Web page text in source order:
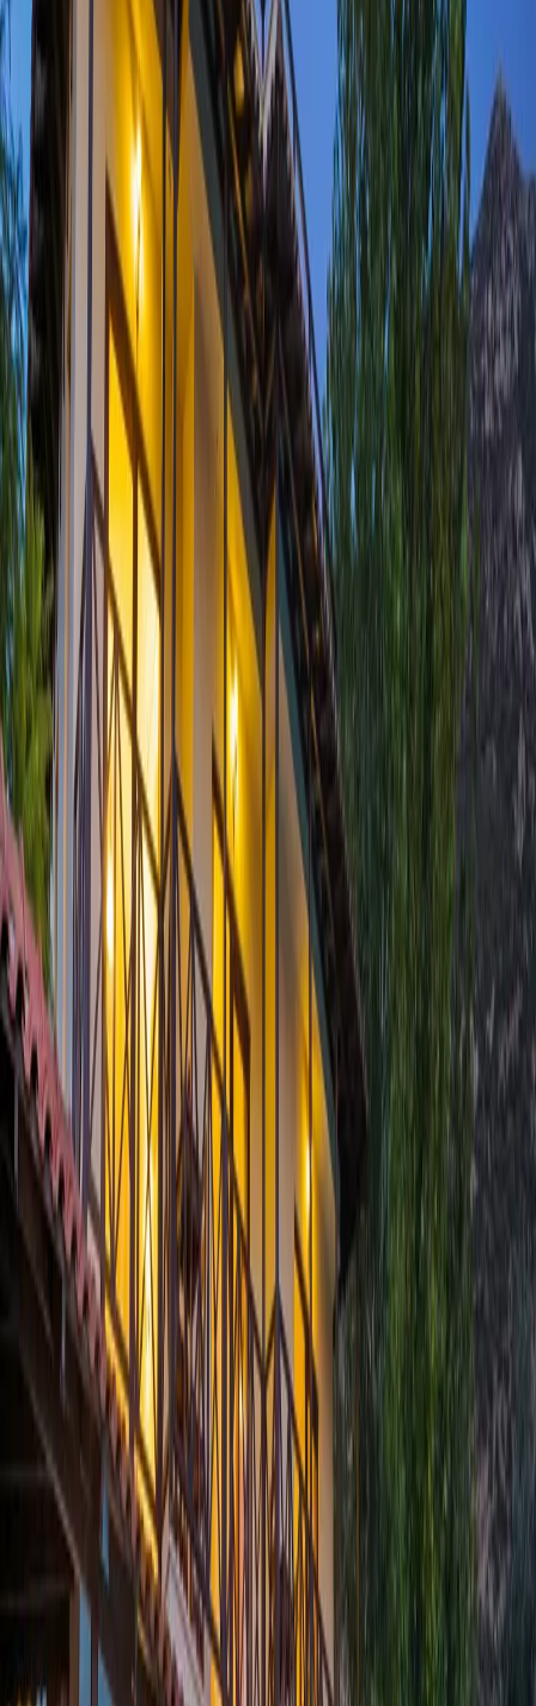
Minimum gece
Hızlı İletişim
+90(242) 844-3312
+90(541) 844-3312
info@tatilvillasi.com.tr
Başlangıç Fiyatı
₺
/geceden
başlayan fiyatlarla
Resmi Belge
Kültür ve Turizm Bakanlığı
Belge No:
07-8041
Giriş - Çıkış Tarihi Tarih aralığı seçin
Yetişkin Sayısı
Çocuk Sayısı
Rezerve Et
AÇIKLAMA
ÖZELLİKLER
MESAFELER
FİYATLAR
TAKVİM
YORUMLAR
Villa Otantik; Antalya Kaş Kalkan
mevkiinde konumlanmış,
doğanın renkleriyle bütünleşmiş, ismi gibi otantik olan
Villası
dır. Villamız, geniş ve Korunaklı
bir havuza sahip olup
vaktinizi dilediğinizce geçirebileceğiniz seçenekleri de sizlere
sunmaktadır. 11 kişilik kapasitesi olan Villa Otantik, 6 adet yatak
odası ve
jakuzibulunmaktadır. Doğa ve
Villa
Kiralama
yapmak isteyen misafirlerimiz için inşa edilmiş olan
Villa
Otantik
'in Tüm odaları Doğa ve Deniz Manzaralı
olup sizlere
eşsiz bir konfor sunmaktadır. Son derece huzurlu ve kaliteli bir tatil
içinVilla Otantiksizleri bekliyor...
Mutfak :
Adı gibi otantik olan mutfağımızda; buzdolabı, bulaşık
makinesi, kettle, yemek takımı ve gerekli tüm mutfak ekipmanları
bulunmaktadır.
Salon :Oturma grubu, Tv, şömine ve klims bulunmaktadır.
Yatak Odaları;
1. Yatak Odası:
1 adet çift kişilik yatak, komodin, ortak banyo,
klima ve oturup kahvenizi yudumlarken manzaranın büyüsüne
kapılmanıza yardımcı olacak 2 adet berjer bulunmaktadır. (Zemin
2. Yatak Odası: Suit Klimalı yatak odasıdır. Yatak odasında elbise
dolabı, 2 adet tek kişilik yatak, komodin, banyo ve balkon
bulunmaktadır. (1. Kat)
3. Yatak Odası: Suit Klimalı aile yatak odasıdır. Yatak odasında 1
adet çift kişilik yatak, jakuzi, komodin, banyo ve balkon
bulunmaktadır. (1. Kat)
4. Yatak Odası:
Suit Klimalı aile yatak odasıdır. Yatak odasında
balkon, 1 adet çift kişilik yatak, komodin, banyo ve balkon
bulunmaktadır. (1. Kat)
5. Yatak Odası:
Suit Klimalı yatak odasıdır. Yatak odasında 2 adet
tek kişilik yatak, komodin, elbise dolabı, ortak banyo, balkon ve
balkonda bulunan masa